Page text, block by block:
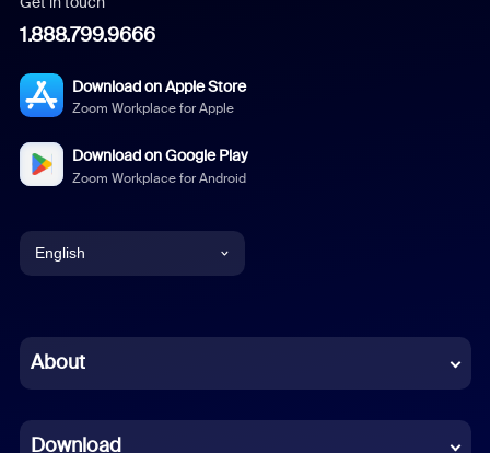
1.888.799.9666
Download on Apple Store
Zoom Workplace for Apple
Download on Google Play
Zoom Workplace for Android
English
Chinese (Simplified)
About
Download